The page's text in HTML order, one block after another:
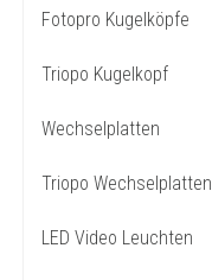
Fotopro Kugelköpfe
Triopo Kugelkopf
Wechselplatten
Triopo Wechselplatten
LED Video Leuchten